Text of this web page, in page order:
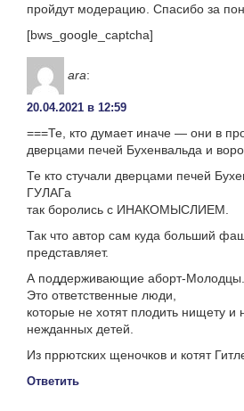
пройдут модерацию. Спасибо за
[bws_google_captcha]
ara:
20.04.2021 в 12:59
===Те, кто думает иначе — они в
дверцами печей Бухенвальда и
Те кто стучали дверцами печей
ГУЛАГа
так боролись с ИНАКОМЫСЛИЕМ.
Так что автор сам куда больший
представляет.
А поддерживающие аборт-Молодцы.
Это ответственные люди,
которые не хотят плодить нищету и
нежданных детей.
Из пррютских щеночков и котят
Ответить